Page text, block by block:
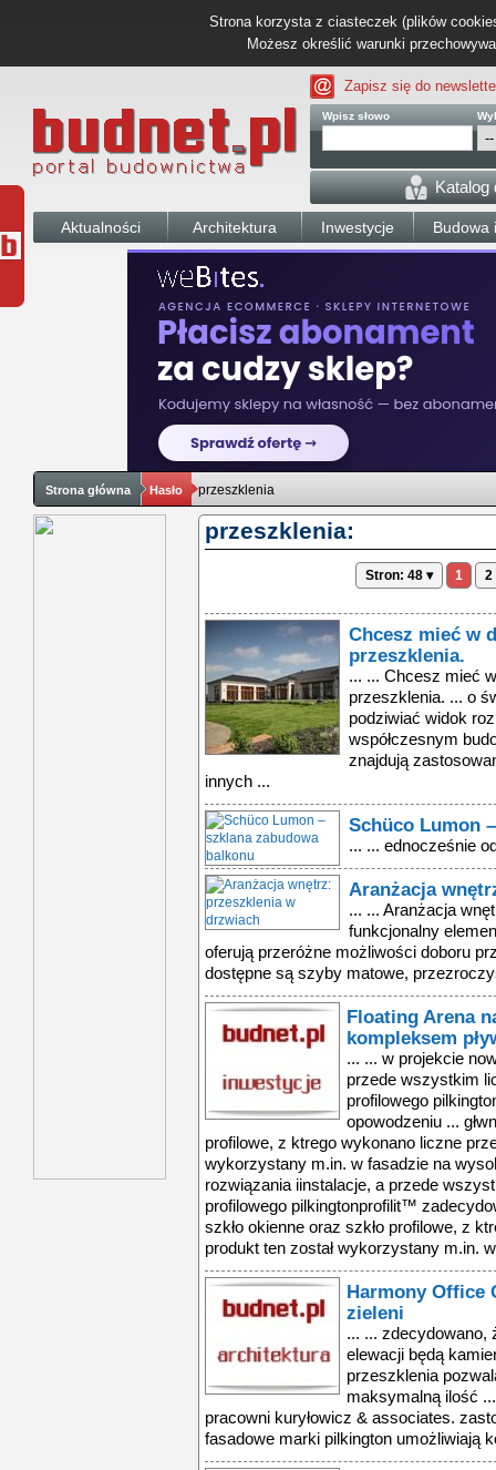
Strona korzysta z ciasteczek (plików
Możesz określić warunki
Zapisz się do
Wpisz słowo
Katalog
Aktualności Architektura Inwestycje Budowa
Strona główna Hasło przeszklenia
przeszklenia:
Stron: 48 ▾ 1 2
Chcesz mieć w
przeszklenia.
... ... Chcesz mieć
przeszklenia. ... o
podziwiać widok
współczesnym
znajdują
innych ...
Schüco Lumon
... ... ednocześnie
Aranżacja
... ... Aranżacja
funkcjonalny
oferują przeróżne możliwości doboru
dostępne są szyby matowe,
Floating Arena
kompleksem
... ... w projekcie
przede wszystkim
profilowego
opowodzeniu ...
profilowe, z ktrego wykonano liczne
wykorzystany m.in. w fasadzie na
rozwiązania iinstalacje, a przede
profilowego pilkingtonprofilit™
szkło okienne oraz szkło profilowe, z
produkt ten został wykorzystany m.in.
Harmony Office
zieleni
... ... zdecydowano,
elewacji będą
przeszklenia
maksymalną ilość
pracowni kuryłowicz & associates.
fasadowe marki pilkington umożliwiają